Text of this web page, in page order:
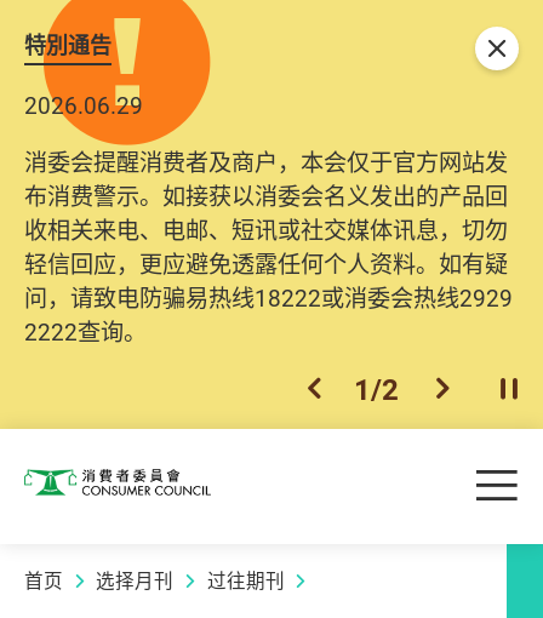
特別通告
2026.06.29
消委会提醒消费者及商户，本会仅于官方网站发
布消费警示。如接获以消委会名义发出的产品回
收相关来电、电邮、短讯或社交媒体讯息，切勿
轻信回应，更应避免透露任何个人资料。如有疑
问，请致电防骗易热线18222或消委会热线2929
2222查询。
上一个
1/2 下一个开
关闭
消费者委员会 目
首页 选择月刊 过往期刊